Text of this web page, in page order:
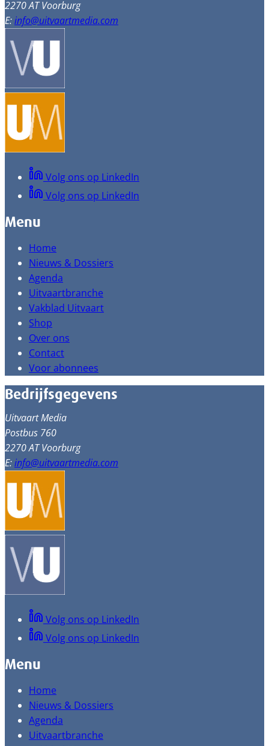
2270 AT Voorburg
E:info@uitvaartmedia.com
Volg ons op LinkedIn
Volg ons op LinkedIn
Menu
Home
Nieuws & Dossiers
Agenda
Uitvaartbranche
Vakblad Uitvaart
Shop
Over ons
Contact
Voor abonnees
Bedrijfsgegevens
Uitvaart Media
Postbus 760
2270 AT Voorburg
E:info@uitvaartmedia.com
Volg ons op LinkedIn
Volg ons op LinkedIn
Menu
Home
Nieuws & Dossiers
Agenda
Uitvaartbranche